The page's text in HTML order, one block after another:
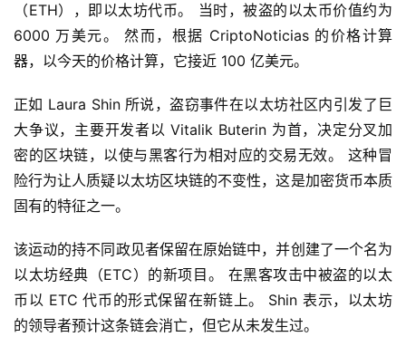
（ETH），即以太坊代币。 当时，被盗的以太币价值约为
6000 万美元。 然而，根据 CriptoNoticias 的价格计算
器，以今天的价格计算，它接近 100 亿美元。
正如 Laura Shin 所说，盗窃事件在以太坊社区内引发了巨
大争议，主要开发者以 Vitalik Buterin 为首，决定分叉加
密的区块链，以使与黑客行为相对应的交易无效。 这种冒
险行为让人质疑以太坊区块链的不变性，这是加密货币本质
固有的特征之一。
该运动的持不同政见者保留在原始链中，并创建了一个名为
以太坊经典（ETC）的新项目。 在黑客攻击中被盗的以太
币以 ETC 代币的形式保留在新链上。 Shin 表示，以太坊
的领导者预计这条链会消亡，但它从未发生过。